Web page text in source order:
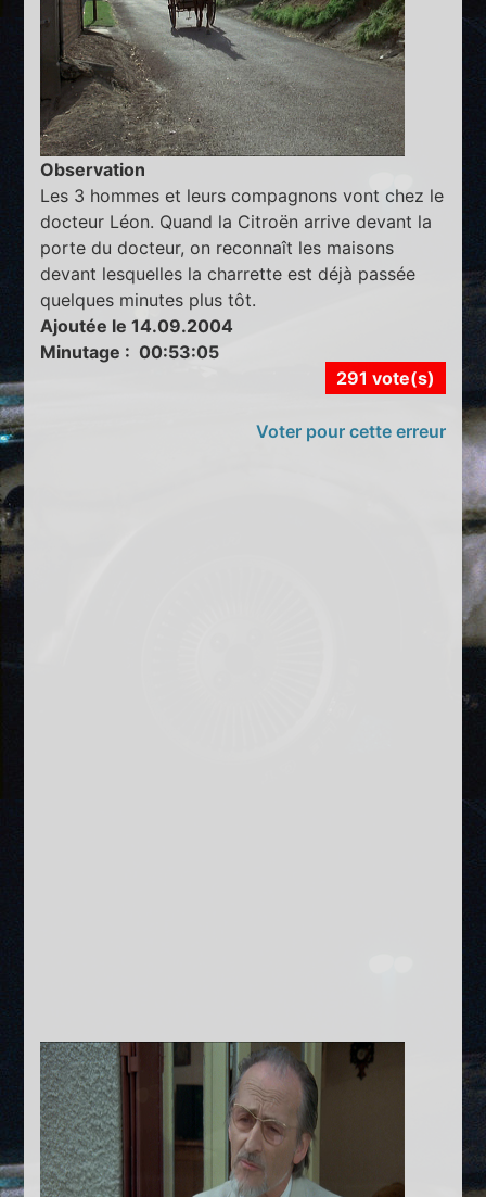
Observation
Les 3 hommes et leurs compagnons vont chez le
docteur Léon. Quand la Citroën arrive devant la
porte du docteur, on reconnaît les maisons
devant lesquelles la charrette est déjà passée
quelques minutes plus tôt.
Ajoutée le 14.09.2004
Minutage : 00:53:05
291 vote(s)
Voter pour cette erreur